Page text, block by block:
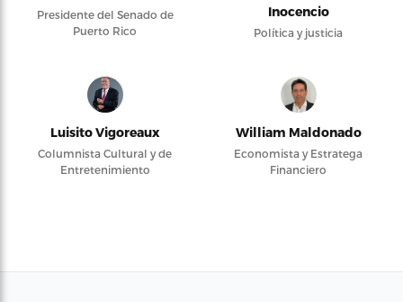
Presidente del Senado de
Puerto Rico
Inocencio
Política y justicia
Luisito Vigoreaux
Columnista Cultural y de
Entretenimiento
William Maldonado
Economista y Estratega
Financiero